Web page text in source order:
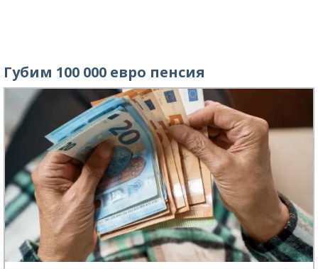
Губим 100 000 евро пенсия